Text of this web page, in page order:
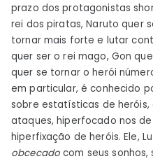
prazo dos protagonistas
rei dos piratas, Naruto quer
tornar mais forte e lutar
quer ser o rei mago, Gon
quer se tornar o herói
em particular, é conhecido
sobre estatísticas de
ataques, hiperfocado nos
hiperfixação de heróis. Ele,
obcecado com seus